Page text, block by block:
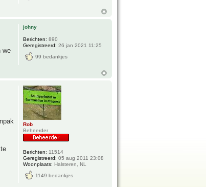
we
johny
Berichten: 890
Geregistreerd: 26 jan 2021 11:25
99 bedankjes
Rob
Beheerder
Berichten: 11514
Geregistreerd: 05 aug 2011 23:08
Woonplaats: Halsteren, NL
1149 bedankjes